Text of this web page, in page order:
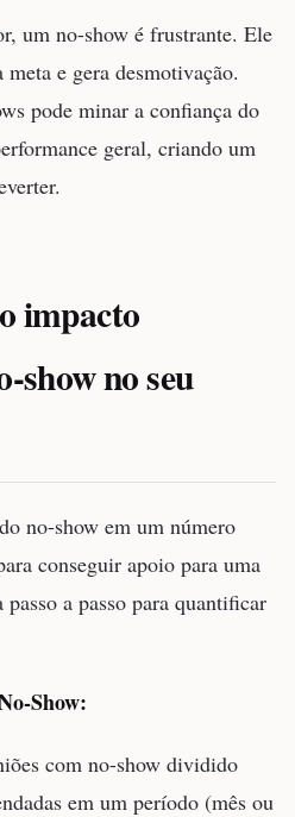
um no-show é frustrante. Ele
e gera desmotivação.
pode minar a confiança do
geral, criando um
impacto
show no seu
no-show em um número
conseguir apoio para uma
a passo para quantificar
Show:
com no-show dividido
em um período (mês ou